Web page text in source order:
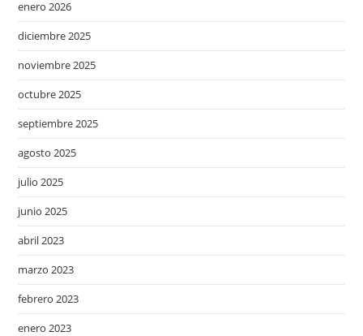
enero 2026
diciembre 2025
noviembre 2025
octubre 2025
septiembre 2025
agosto 2025
julio 2025
junio 2025
abril 2023
marzo 2023
febrero 2023
enero 2023